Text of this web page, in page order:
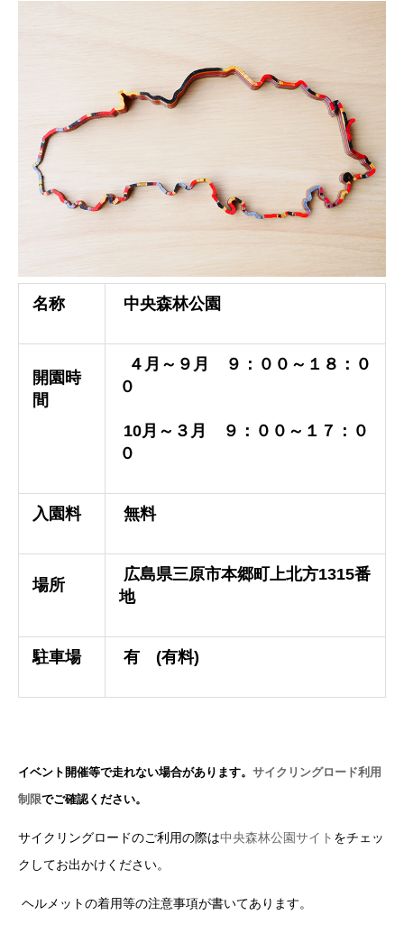
名称 中央森林公園
開園時
間
４月～９月 ９：００～１８：０
０
10月～３月 ９：００～１７：０
０
入園料 無料
場所
広島県三原市本郷町上北方1315番
地
駐車場 有 (有料)
イベント開催等で走れない場合があります。 サイクリングロード利用
制限でご確認ください。
サイクリングロードのご利用の際は中央森林公園サイト をチェッ
クしてお出かけください。
ヘルメットの着用等の注意事項が書いてあります。